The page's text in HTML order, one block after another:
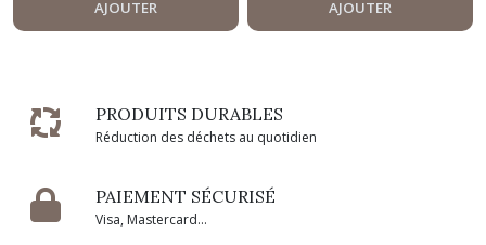
AJOUTER AJOUTER
PRODUITS DURABLES
Réduction des déchets au quotidien
PAIEMENT SÉCURISÉ
Visa, Mastercard...